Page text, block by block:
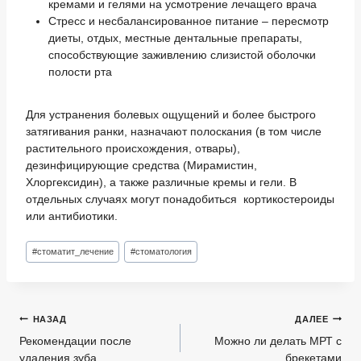
кремами и гелями на усмотрение лечащего врача
Стресс и несбалансированное питание – пересмотр
диеты, отдых, местные дентальные препараты,
способствующие заживлению слизистой оболочки
полости рта
Для устранения болевых ощущений и более быстрого
затягивания ранки, назначают полоскания (в том числе
растительного происхождения, отвары),
дезинфицирующие средства (Мирамистин,
Хлоргексидин), а также различные кремы и гели. В
отдельных случаях могут понадобиться кортикостероиды
или антибиотики.
Метки
записи:
#стоматит_лечение #стоматология
Навигация
по
НАЗАД
Рекомендации после
удаления зуба
ДАЛЕЕ
Можно ли делать МРТ с
брекетами